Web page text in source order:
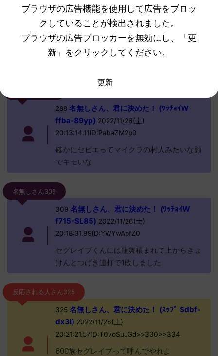
259名無しさん、君に決めた！ (ﾜｯﾁｮｲW
d789-TLRG) 2022/11/26(土)
20:07:22.40ID:4yDgMPS+0
セビエとセグレイブはあれだけどセゴールは
288名無しさん、君に決めた！ (ﾜｯﾁｮｲW
ffba-89yp) 2022/11/26(土)
20:13:14.11ID:PabeZM2p0
確かにセビエってマイクラの村人みたいな顔
でキモいな
名無しさん309
309 名無しさん、君に決めた！ (ﾜｯﾁｮｲW
f715-SL85) 2022/11/26(土)
20:18:31.99ID:YWYwApfZ0
セグレイブくんには龍舞積まれて上からきょ
けんとつげき連打で1敗しました
反応される人さん325
325名無しさん、君に決めた！ (ｽｯﾌﾟ Sdbf-
dx3l) 2022/11/26(土)
20:21:21.57ID:T0voSuJGd>>330>>334
600族セグレイブって呼んでやれよ
ブラウザの広告機能を使用して広告をブロッ
クしていることが検出されました。
ブラウザの広告ブロッカーを無効にし、「更
新」をクリックしてください。
更新